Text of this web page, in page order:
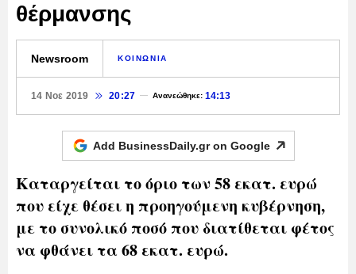
θέρμανσης
Newsroom ΚΟΙΝΩΝΙΑ
14 Νοε 2019 20:27 Ανανεώθηκε: 14:13
Add BusinessDaily.gr on Google
Καταργείται το όριο των 58 εκατ. ευρώ
που είχε θέσει η προηγούμενη κυβέρνηση,
με το συνολικό ποσό που διατίθεται φέτος
να φθάνει τα 68 εκατ. ευρώ.